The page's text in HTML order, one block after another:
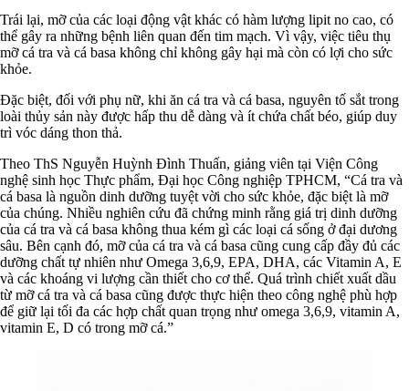
Trái lại, mỡ của các loại động vật khác có hàm lượng lipit no cao, có
thể gây ra những bệnh liên quan đến tim mạch. Vì vậy, việc tiêu thụ
mỡ cá tra và cá basa không chỉ không gây hại mà còn có lợi cho sức
khỏe.
Đặc biệt, đối với phụ nữ, khi ăn cá tra và cá basa, nguyên tố sắt trong
loài thủy sản này được hấp thu dễ dàng và ít chứa chất béo, giúp duy
trì vóc dáng thon thả.
Theo ThS Nguyễn Huỳnh Đình Thuấn, giảng viên tại Viện Công
nghệ sinh học Thực phẩm, Đại học Công nghiệp TPHCM, “Cá tra và
cá basa là nguồn dinh dưỡng tuyệt vời cho sức khỏe, đặc biệt là mỡ
của chúng. Nhiều nghiên cứu đã chứng minh rằng giá trị dinh dưỡng
của cá tra và cá basa không thua kém gì các loại cá sống ở đại dương
sâu. Bên cạnh đó, mỡ của cá tra và cá basa cũng cung cấp đầy đủ các
dưỡng chất tự nhiên như Omega 3,6,9, EPA, DHA, các Vitamin A, E
và các khoáng vi lượng cần thiết cho cơ thể. Quá trình chiết xuất dầu
từ mỡ cá tra và cá basa cũng được thực hiện theo công nghệ phù hợp
để giữ lại tối đa các hợp chất quan trọng như omega 3,6,9, vitamin A,
vitamin E, D có trong mỡ cá.”